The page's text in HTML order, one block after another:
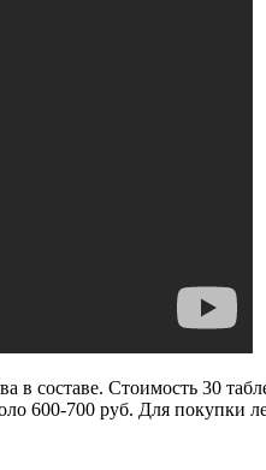
в составе. Стоимость 30
600-700 руб. Для покупки